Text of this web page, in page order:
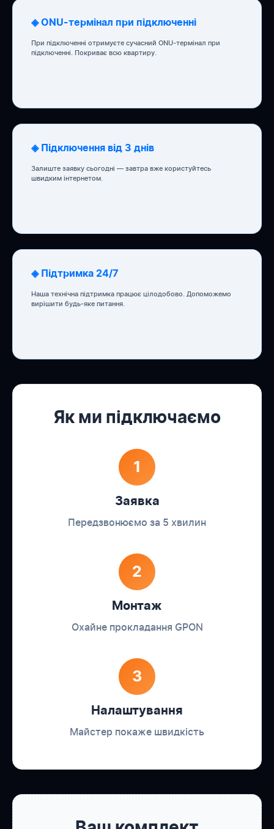
◈ ONU-термінал при підключенні
При підключенні отримуєте сучасний ONU-термінал при
підключенні. Покриває всю квартиру.
◈ Підключення від 3 днів
Залиште заявку сьогодні — завтра вже користуйтесь
швидким інтернетом.
◈ Підтримка 24/7
Наша технічна підтримка працює цілодобово. Допоможемо
вирішити будь-яке питання.
Як ми підключаємо
1
Заявка
Передзвонюємо за 5 хвилин
2
Монтаж
Охайне прокладання GPON
3
Налаштування
Майстер покаже швидкість